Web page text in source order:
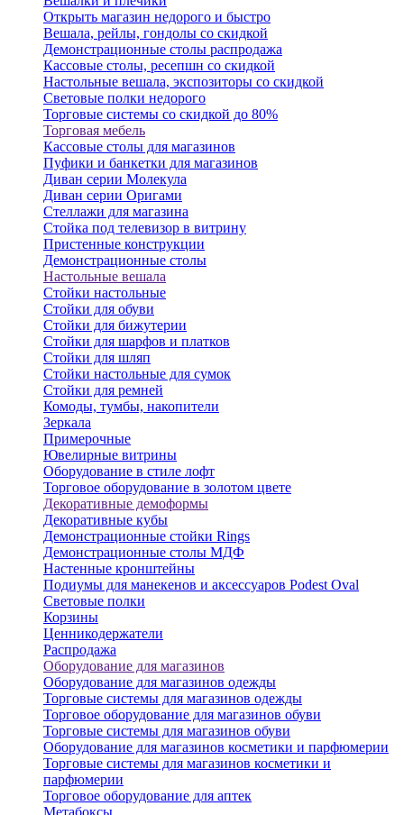
Открыть магазин недорого и быстро
Вешала, рейлы, гондолы со скидкой
Демонстрационные столы распродажа
Кассовые столы, ресепшн со скидкой
Настольные вешала, экспозиторы со скидкой
Световые полки недорого
Торговые системы со скидкой до 80%
Торговая мебель
Кассовые столы для магазинов
Пуфики и банкетки для магазинов
Диван серии Молекула
Диван серии Оригами
Стеллажи для магазина
Стойка под телевизор в витрину
Пристенные конструкции
Демонстрационные столы
Настольные вешала
Стойки настольные
Стойки для обуви
Стойки для бижутерии
Стойки для шарфов и платков
Стойки для шляп
Стойки настольные для сумок
Стойки для ремней
Комоды, тумбы, накопители
Зеркала
Примерочные
Ювелирные витрины
Оборудование в стиле лофт
Торговое оборудование в золотом цвете
Декоративные демоформы
Декоративные кубы
Демонстрационные стойки Rings
Демонстрационные столы МДФ
Настенные кронштейны
Подиумы для манекенов и аксессуаров Podest Oval
Световые полки
Корзины
Ценникодержатели
Распродажа
Оборудование для магазинов
Оборудование для магазинов одежды
Торговые системы для магазинов одежды
Торговое оборудование для магазинов обуви
Торговые системы для магазинов обуви
Оборудование для магазинов косметики и парфюмерии
Торговые системы для магазинов косметики и
парфюмерии
Торговое оборудование для аптек
Метабоксы